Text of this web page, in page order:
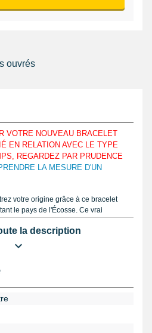
ouvrés
VOTRE NOUVEAU BRACELET
EN RELATION AVEC LE TYPE
REGARDEZ PAR PRUDENCE
LA MESURE D'UN
votre origine grâce à ce bracelet
le pays de l'Écosse. Ce vrai
un marin et que vous cherchez un
largeur de 22 mm, ce produit
Cet article de réparation
à l'aide de tissu dans le but de
votre poignet. Procurez-vous
de montre que vous souhaitez
le bracelet montre tissu
la description